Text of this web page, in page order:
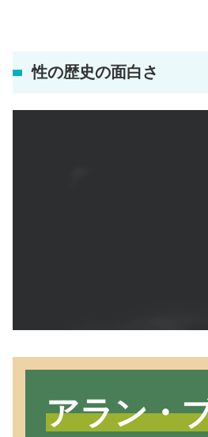
性の歴史の面白さ
アラン・